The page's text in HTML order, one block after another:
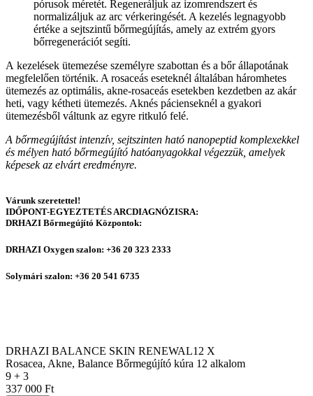
pórusok méretét. Regeneráljuk az izomrendszert és
normalizáljuk az arc vérkeringését. A kezelés legnagyobb
értéke a sejtszintű bőrmegújítás, amely az extrém gyors
bőrregenerációt segíti.
A kezelések ütemezése személyre szabottan és a bőr állapotának
megfelelően történik. A rosaceás eseteknél általában háromhetes
ütemezés az optimális, akne-rosaceás esetekben kezdetben az akár
heti, vagy kétheti ütemezés. Aknés pácienseknél a gyakori
ütemezésből váltunk az egyre ritkuló felé.
A bőrmegújítást intenzív, sejtszinten ható nanopeptid komplexekkel
és mélyen ható bőrmegújító hatóanyagokkal végezzük, amelyek
képesek az elvárt eredményre.
Várunk szeretettel!
​IDŐPONT-EGYEZTETÉS ARCDIAGNÓZISRA:
DRHAZI Bőrmegújító Központok:
DRHAZI Oxygen szalon: +36 20 323 2333
Solymári szalon: +36 20 541 6735
DRHAZI BALANCE SKIN RENEWAL12 X
Rosacea, Akne, Balance Bőrmegújító kúra 12 alkalom
9 + 3
337 000 Ft